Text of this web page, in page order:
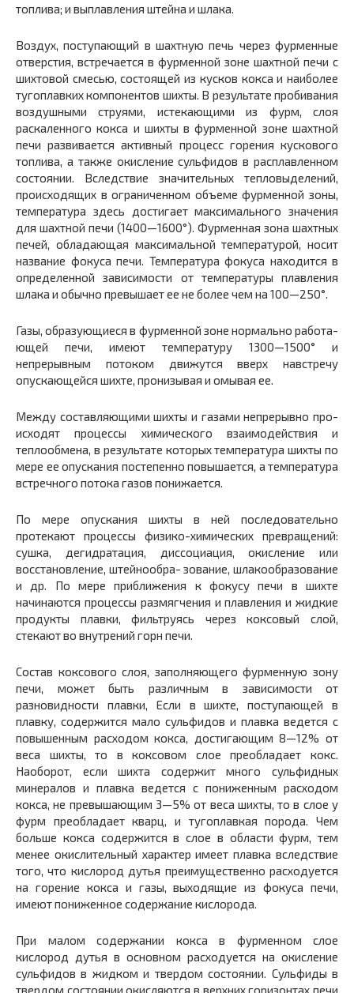
топлива; и выплавления штейна и шлака.
Воздух, поступающий в шахтную печь через фурменные
от­верстия, встречается в фурменной зоне шахтной печи с
шихтовой смесью, состоящей из кусков кокса и наиболее
тугоплавких компонентов шихты. В результате пробивания
воздушными струями, истекающими из фурм, слоя
раскаленного кокса и шихты в фурменной зоне шахтной
печи развивается активный процесс горения кускового
топлива, а также окисление сульфидов в рас­плавленном
состоянии. Вследствие значительных тепловыделе­ний,
происходящих в ограниченном объеме фурменной зоны,
температура здесь достигает максимального значения
для шахтной печи (1400—1600°). Фурменная зона шахтных
печей, обладающая максимальной температурой, носит
название фокуса печи. Тем­пература фокуса находится в
определенной зависимости от тем­пературы плавления
шлака и обычно превышает ее не более чем на 100—250°.
Газы, образующиеся в фурменной зоне нормально работа­
ющей печи, имеют температуру 1300—1500° и
непрерывным по­током движутся вверх навстречу
опускающейся шихте, пронизы­вая и омывая ее.
Между составляющими шихты и газами непрерывно про­
исходят процессы химического взаимодействия и
теплообмена, в результате которых температура шихты по
мере ее опускания постепенно повышается, а температура
встречного потока газов понижается.
По мере опускания шихты в ней последовательно
протекают процессы физико-химических превращений:
сушка, дегидрата­ция, диссоциация, окисление или
восстановление, штейнообра- зование, шлакообразование
и др. По мере приближения к фо­кусу печи в шихте
начинаются процессы размягчения и плавле­ния и жидкие
продукты плавки, фильтруясь через коксовый слой,
стекают во внутрений горн печи.
Состав коксового слоя, заполняющего фурменную зону
печи, может быть различным в зависимости от
разновидности плавки, Если в шихте, поступающей в
плавку, содержится мало сульфи­дов и плавка ведется с
повышенным расходом кокса, достигаю­щим 8—12% от
веса шихты, то в коксовом слое преобладает кокс.
Наоборот, если шихта содержит много сульфидных
минералов и плавка ведется с пониженным расходом
кокса, не пре­вышающим 3—5% от веса шихты, то в слое у
фурм преобладает кварц, и тугоплавкая порода. Чем
больше кокса содержится в слое в области фурм, тем
менее окислительный характер имеет плавка вследствие
того, что кислород дутья преимущественно расходуется
на горение кокса и газы, выходящие из фокуса печи,
имеют пониженное содержание кислорода.
При малом содержании кокса в фурменном слое
кислород дутья в основном расходуется на окисление
сульфидов в жидком и твердом состоянии. Сульфиды в
твердом состоянии окисля­ются в верхних горизонтах печи